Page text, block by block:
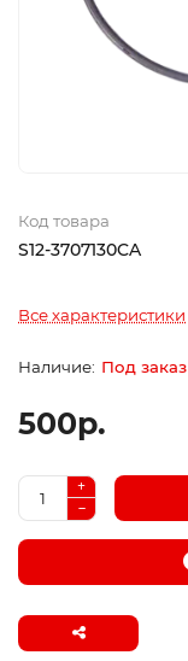
Код товара
S12-3707130CA
Все характеристики
Под заказ
500р.